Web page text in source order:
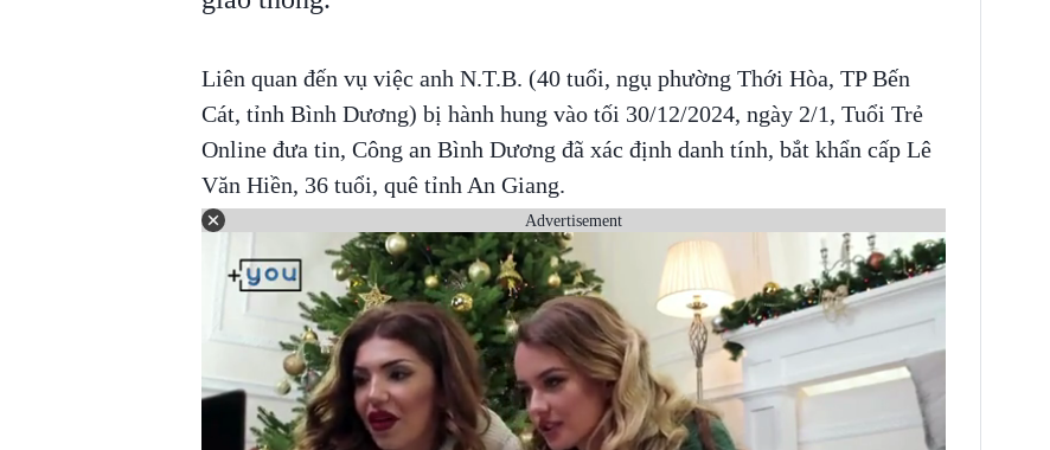
Liên quan đến vụ việc anh N.T.B. (40 tuổi, ngụ phường Thới Hòa, TP Bến
Cát, tỉnh Bình Dương) bị hành hung vào tối 30/12/2024, ngày 2/1, Tuổi Trẻ
Online đưa tin, Công an Bình Dương đã xác định danh tính, bắt khẩn cấp Lê
Văn Hiền, 36 tuổi, quê tỉnh An Giang.
Advertisement